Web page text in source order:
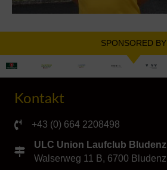
SPONSORED BY
Kontakt
+43 (0) 664 2208498
ULC Union Laufclub Bludenz
Walserweg 11 B, 6700 Bludenz